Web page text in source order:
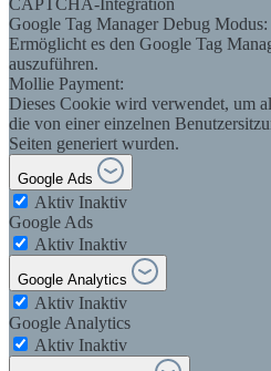
CAPTCHA-Integration
Google Tag Manager Debug Modus:
Ermöglicht es den Google Tag
auszuführen.
Mollie Payment:
Dieses Cookie wird verwendet, um
die von einer einzelnen
Seiten generiert wurden.
Google Ads
Aktiv Inaktiv
Google Ads
Aktiv Inaktiv
Google Analytics
Aktiv Inaktiv
Google Analytics
Aktiv Inaktiv